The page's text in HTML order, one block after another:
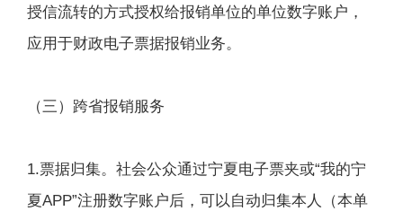
授信流转的方式授权给报销单位的单位数字账户，
应用于财政电子票据报销业务。
（三）跨省报销服务
1.票据归集。社会公众通过宁夏电子票夹或“我的宁
夏APP”注册数字账户后，可以自动归集本人（本单